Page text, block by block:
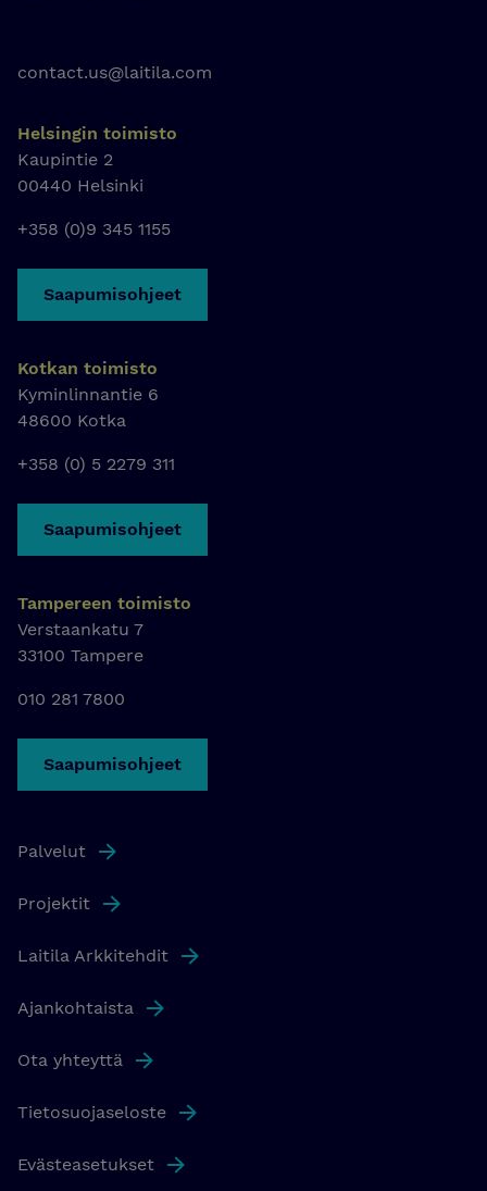
contact.us@laitila.com
Helsingin toimisto
Kaupintie 2
00440 Helsinki
+358 (0)9 345 1155
Saapumisohjeet
Kotkan toimisto
Kyminlinnantie 6
48600 Kotka
+358 (0) 5 2279 311
Saapumisohjeet
Tampereen toimisto
Verstaankatu 7
33100 Tampere
010 281 7800
Saapumisohjeet
Palvelut
Projektit
Laitila Arkkitehdit
Ajankohtaista
Ota yhteyttä
Tietosuojaseloste
Evästeasetukset